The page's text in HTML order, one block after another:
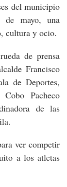
del municipio
de mayo, una
cultura y ocio.
de prensa
Francisco
de Deportes,
Pacheco
de las
ver competir
a los atletas